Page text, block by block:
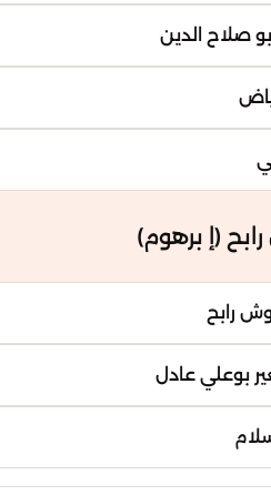
صلاح الدين
(إ برهوم)
رابح
بوعلي عادل